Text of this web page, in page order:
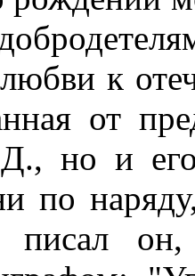
к
от
Д., но и
по
писал он,